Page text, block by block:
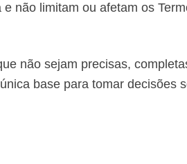
não limitam ou afetam os
não sejam precisas,
base para tomar decisões